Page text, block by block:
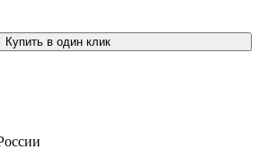
Купить в один клик